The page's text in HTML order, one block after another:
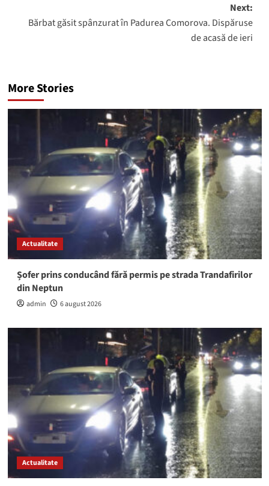
Next:
Bărbat găsit spânzurat în Padurea Comorova. Dispăruse
de acasă de ieri
More Stories
Actualitate
Șofer prins conducând fără permis pe strada Trandafirilor
din Neptun
admin 6 august 2026
Actualitate